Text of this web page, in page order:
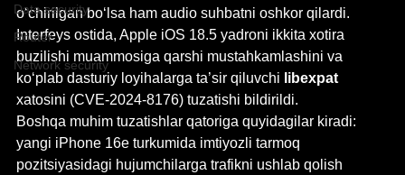
Data security
Router
Network security
o‘chirilgan bo‘lsa ham audio suhbatni oshkor qilardi.
Interfeys ostida, Apple iOS 18.5 yadroni ikkita xotira
buzilishi muammosiga qarshi mustahkamlashini va
ko‘plab dasturiy loyihalarga ta’sir qiluvchi libexpat
xatosini (CVE-2024-8176) tuzatishi bildirildi.
Boshqa muhim tuzatishlar qatoriga quyidagilar kiradi:
yangi iPhone 16e turkumida imtiyozli tarmoq
pozitsiyasidagi hujumchilarga trafikni ushlab qolish